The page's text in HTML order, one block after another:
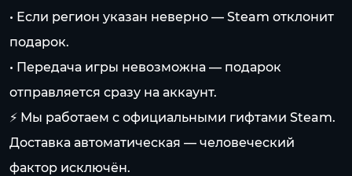
• Если регион указан неверно — Steam отклонит
подарок.
• Передача игры невозможна — подарок
отправляется сразу на аккаунт.
⚡️ Мы работаем с официальными гифтами Steam.
Доставка автоматическая — человеческий
фактор исключён.